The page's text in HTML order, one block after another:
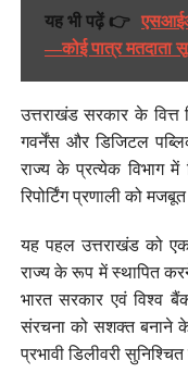
यह भी पढ़ें 👉
—कोई पात्र मतदाता
उत्तराखंड सरकार के वित्त
गवर्नेंस और डिजिटल
राज्य के प्रत्येक विभाग में
रिपोर्टिंग प्रणाली को
यह पहल उत्तराखंड को एक
राज्य के रूप में स्थापित
भारत सरकार एवं विश्व
संरचना को सशक्त बनाने
प्रभावी डिलीवरी